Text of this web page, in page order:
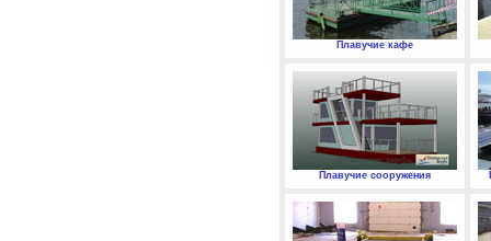
Плавучие кафе
Плавучие сооружения